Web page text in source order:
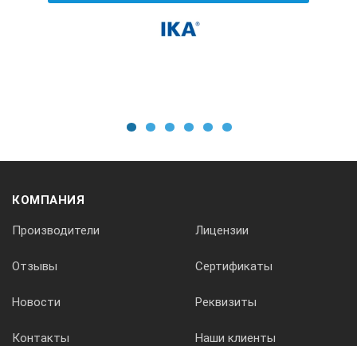
КОМПАНИЯ
Производители Лицензии
Отзывы Сертификаты
Новости Реквизиты
Контакты Наши клиенты